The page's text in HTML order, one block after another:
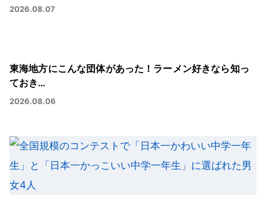
2026.08.07
東海地方にこんな団体があった！ラーメン好きなら知っ
ておき…
2026.08.06